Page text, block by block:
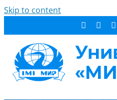
Skip to content